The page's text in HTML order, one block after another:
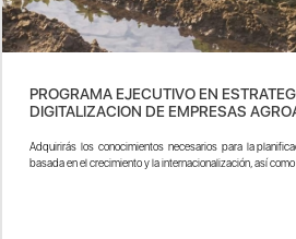
PROGRAMA EJECUTIVO EN
DIGITALIZACION DE EMPRESAS
Adquirirás los conocimientos necesarios para la
basada en el crecimiento y la internacionalización, así como